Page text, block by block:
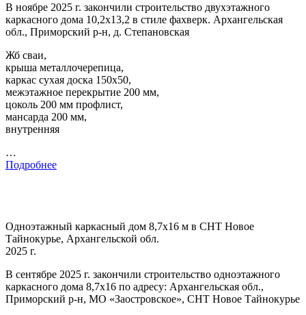
В ноябре 2025 г. закончили строительство двухэтажного
каркасного дома 10,2х13,2 в стиле фахверк. Архангельская
обл., Приморский р-н, д. Степановская
Жб сваи,
крыша металлочерепица,
каркас сухая доска 150х50,
межэтажное перекрытие 200 мм,
цоколь 200 мм профлист,
мансарда 200 мм,
внутренняя
…
Подробнее
Одноэтажный каркасный дом 8,7х16 м в СНТ Новое
Тайнокурье, Архангельской обл.
2025 г.
В сентябре 2025 г. закончили строительство одноэтажного
каркасного дома 8,7х16 по адресу: Архангельская обл.,
Приморский р-н, МО «Заостровское», СНТ Новое Тайнокурье